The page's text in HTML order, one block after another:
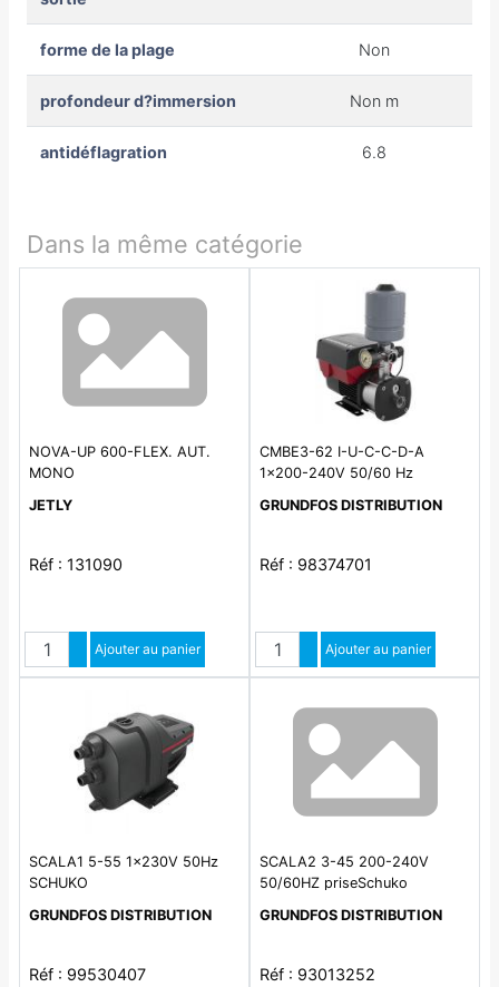
forme de la plage Non
profondeur d?immersion Non m
antidéflagration 6.8
Dans la même catégorie
NOVA-UP 600-FLEX. AUT.
MONO
JETLY
Réf : 131090
QuantitéAugmenter quantité
Diminuer quantité
Ajouter au panier
CMBE3-62 I-U-C-C-D-A
1x200-240V 50/60 Hz
GRUNDFOS DISTRIBUTION
Réf : 98374701
QuantitéAugmenter quantité
Diminuer quantité
Ajouter au panier
SCALA1 5-55 1x230V 50Hz
SCHUKO
GRUNDFOS DISTRIBUTION
Réf : 99530407
SCALA2 3-45 200-240V
50/60HZ priseSchuko
GRUNDFOS DISTRIBUTION
Réf : 93013252